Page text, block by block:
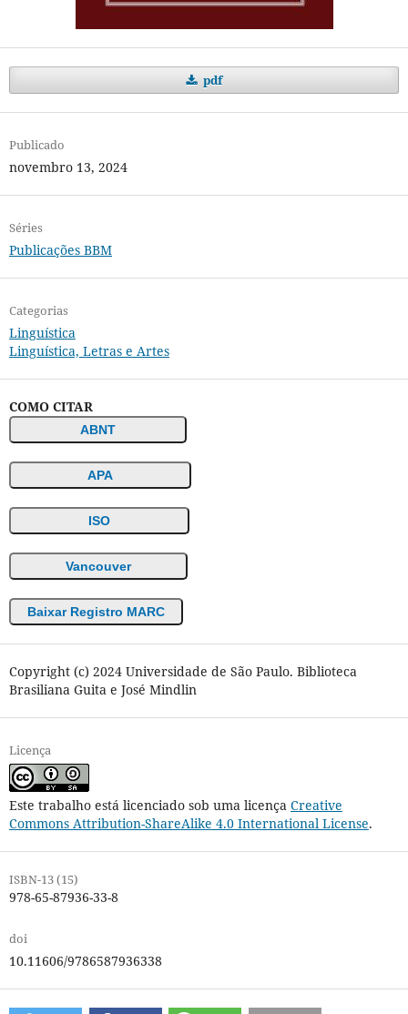
pdf
Publicado
novembro 13, 2024
Séries
Publicações BBM
Categorias
Linguística
Linguística, Letras e Artes
COMO CITAR
ABNT
APA
ISO
Vancouver
Baixar Registro MARC
Copyright (c) 2024 Universidade de São Paulo. Biblioteca
Brasiliana Guita e José Mindlin
Licença
Este trabalho está licenciado sob uma licença Creative
Commons Attribution-ShareAlike 4.0 International License.
ISBN-13 (15)
978-65-87936-33-8
doi
10.11606/9786587936338